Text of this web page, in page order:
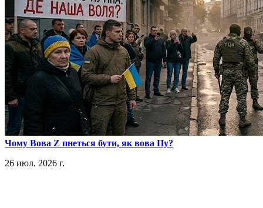
​Чому Вова Z пнеться бути, як вова Пу?
26 июл. 2026 г.